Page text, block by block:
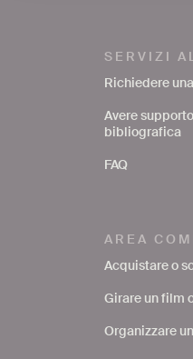
SERVIZI
Richiedere
Avere
bibliografica
FAQ
AREA
Acquistare o
Girare un film
Organizzare